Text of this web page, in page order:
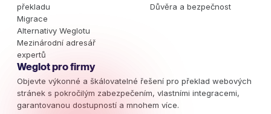
překladu
Migrace
Alternativy Weglotu
Mezinárodní adresář
expertů
Důvěra a bezpečnost
Weglot pro firmy
Objevte výkonné a škálovatelné řešení pro překlad webových
stránek s pokročilým zabezpečením, vlastními integracemi,
garantovanou dostupností a mnohem více.